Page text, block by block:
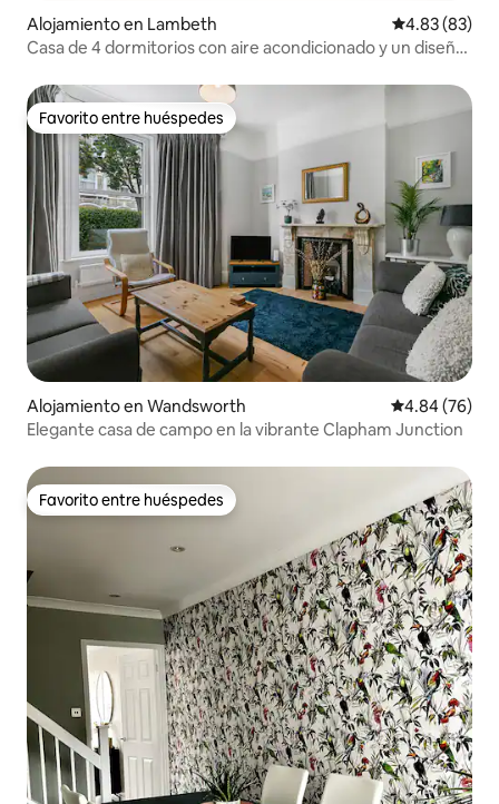
Alojamiento en Lambeth Calificación
4.83 (83)
Casa de 4 dormitorios con aire acondicionado y un diseño
Favorito entre huéspedes
Favorito entre huéspedes
Alojamiento en Wandsworth Calificación
4.84 (76)
Elegante casa de campo en la vibrante Clapham Junction
Favorito entre huéspedes
Favorito entre huéspedes